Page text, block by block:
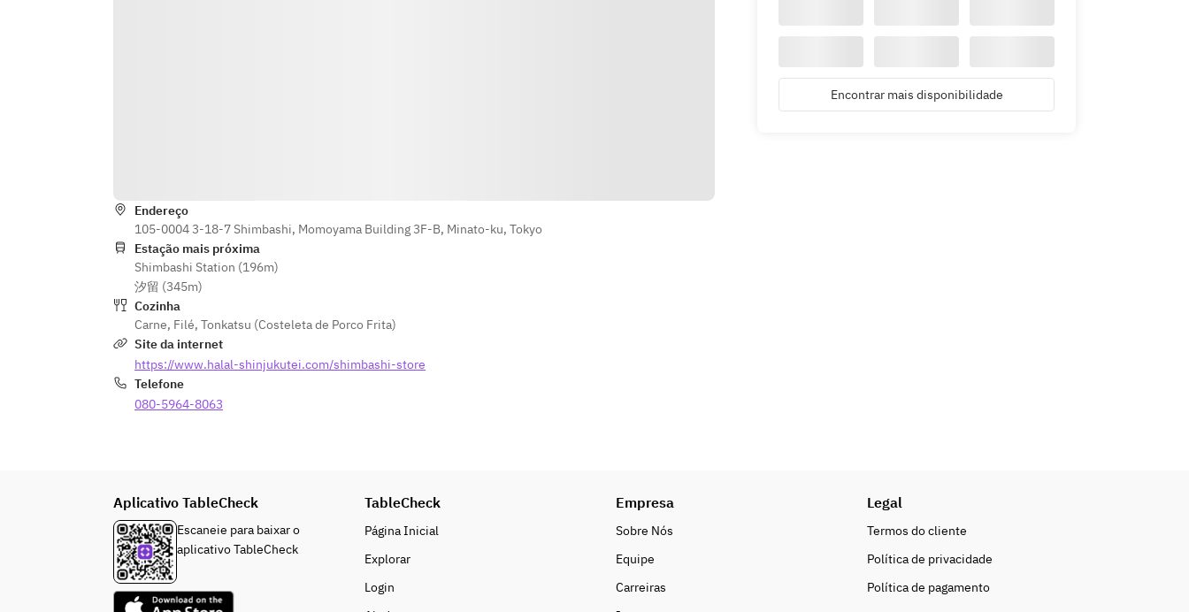
Endereço
105-0004 3-18-7 Shimbashi, Momoyama Building 3F-B, Minato-ku, Tokyo
Estação mais próxima
Shimbashi Station (196m)
汐留 (345m)
Cozinha
Carne, Filé, Tonkatsu (Costeleta de Porco Frita)
Site da internet
https://www.halal-shinjukutei.com/shimbashi-store
Telefone
080-5964-8063
Encontrar mais disponibilidade
Aplicativo TableCheck
Escaneie para baixar o
aplicativo TableCheck
TableCheck
Página Inicial
Explorar
Login
Empresa
Sobre Nós
Equipe
Carreiras
Legal
Termos do cliente
Política de privacidade
Política de pagamento